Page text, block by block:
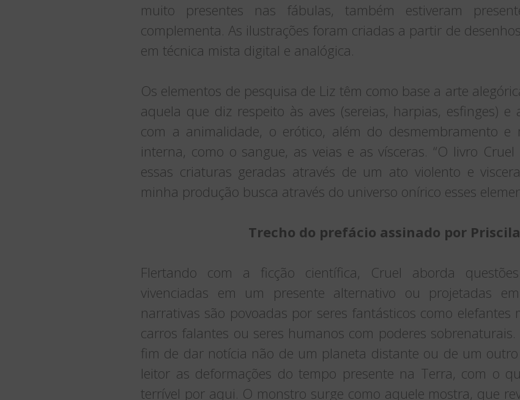
muito presentes nas fábulas, também estiveram
complementa. As ilustrações foram criadas a partir de
em técnica mista digital e analógica.
Os elementos de pesquisa de Liz têm como base a arte
aquela que diz respeito às aves (sereias, harpias, esfinges) e
com a animalidade, o erótico, além do desmembramento e
interna, como o sangue, as veias e as vísceras. “O livro
essas criaturas geradas através de um ato violento e
minha produção busca através do universo onírico esses
Trecho do prefácio assinado por
Flertando com a ficção científica, Cruel aborda
vivenciadas em um presente alternativo ou projetadas
narrativas são povoadas por seres fantásticos como elefantes
carros falantes ou seres humanos com poderes
fim de dar notícia não de um planeta distante ou de um
leitor as deformações do tempo presente na Terra, com o
terrível por aqui. O monstro surge como aquele mostra, que